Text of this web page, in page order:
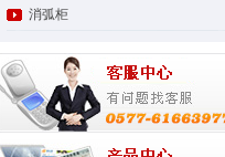
消弧柜